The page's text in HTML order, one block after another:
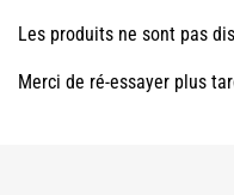
Les produits ne sont pas
Merci de ré-essayer plus